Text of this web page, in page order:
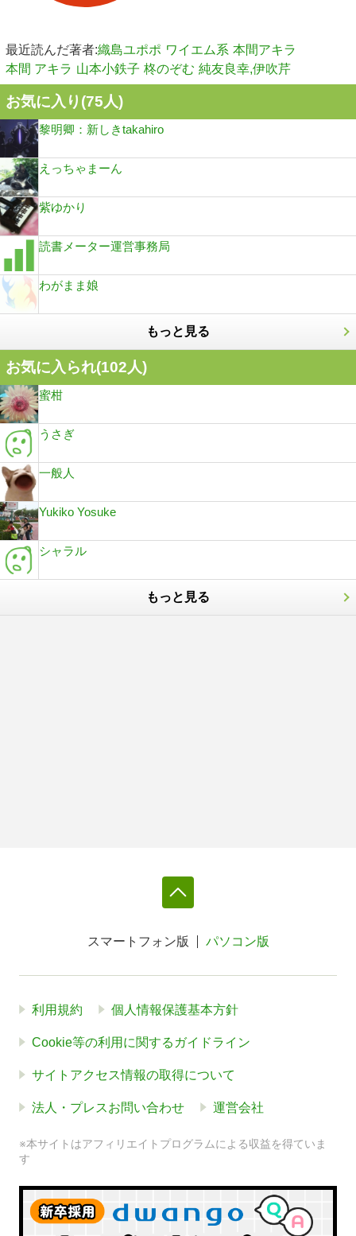
最近読んだ著者:織島ユポポ ワイエム系 本間アキラ
本間 アキラ 山本小鉄子 柊のぞむ 純友良幸,伊吹芹
お気に入り(75人)
黎明卿：新しきtakahiro
えっちゃまーん
紫ゆかり
読書メーター運営事務局
わがまま娘
もっと見る
お気に入られ(102人)
蜜柑
うさぎ
一般人
Yukiko Yosuke
シャラル
もっと見る
スマートフォン版 パソコン版
利用規約 個人情報保護基本方針
Cookie等の利用に関するガイドライン
サイトアクセス情報の取得について
法人・プレスお問い合わせ 運営会社
※本サイトはアフィリエイトプログラムによる収益を得ていま
す